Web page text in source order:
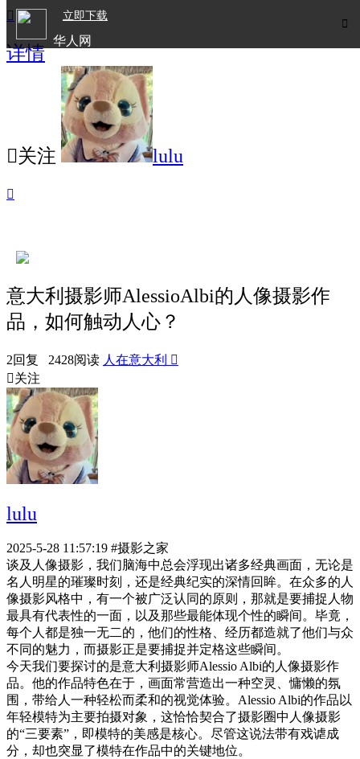

立即下载
华人网
欧洲华人生活APP

详情
关注 lulu

意大利摄影师AlessioAlbi的人像摄影作
品，如何触动人心？
2回复 2428阅读 人在意大利 
关注
lulu
2025-5-28 11:57:19 #摄影之家
谈及人像摄影，我们脑海中总会浮现出诸多经典画面，无论是
名人明星的璀璨时刻，还是经典纪实的深情回眸。在众多的人
像摄影风格中，有一个被广泛认同的原则，那就是要捕捉人物
最具有代表性的一面，以及那些最能体现个性的瞬间。毕竟，
每个人都是独一无二的，他们的性格、经历都造就了他们与众
不同的魅力，而摄影正是要捕捉并定格这些瞬间。
今天我们要探讨的是意大利摄影师Alessio Albi的人像摄影作
品。他的作品特色在于，画面常营造出一种空灵、慵懒的氛
围，带给人一种轻松而柔和的视觉体验。Alessio Albi的作品以
年轻模特为主要拍摄对象，这恰恰契合了摄影圈中人像摄影
的“三要素”，即模特的美感是核心。尽管这说法带有戏谑成
分，却也突显了模特在作品中的关键地位。